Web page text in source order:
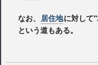
なお、 居住地に対して
という道もある。